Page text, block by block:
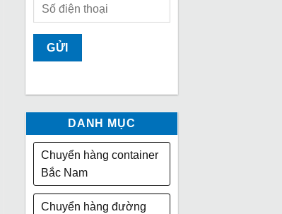
DANH MỤC
Chuyển hàng container
Bắc Nam
Chuyển hàng đường